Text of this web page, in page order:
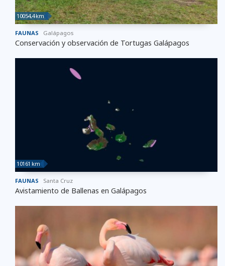
10054,4 km
FAUNAS Galápagos
Conservación y observación de Tortugas Galápagos
10161 km
FAUNAS Santa Cruz
Avistamiento de Ballenas en Galápagos